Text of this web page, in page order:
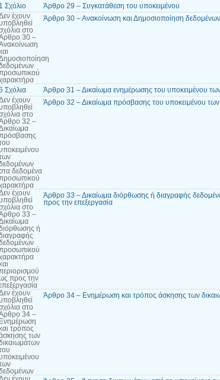
1 Σχόλιο
Άρθρο 29 – Συγκατάθεση του υποκειμένου
έχουν
στο
30 –
Άρθρο 30 – Ανακοίνωση και Δημοσιοποίηση
Σχόλια
Άρθρο 31 – Δικαίωμα ενημέρωσης του υποκειμένου
έχουν
στο
32 –
δεδομένα
Άρθρο 32 – Δικαίωμα πρόσβασης του υποκειμένου
έχουν
στο
33 –
ή
προς την
Άρθρο 33 – Δικαίωμα διόρθωσης ή διαγραφής
προς την επεξεργασία
έχουν
στο
34 –
Ενημέρωση
τρόπος
των
Άρθρο 34 – Ενημέρωση και τρόπος άσκησης των
έχουν